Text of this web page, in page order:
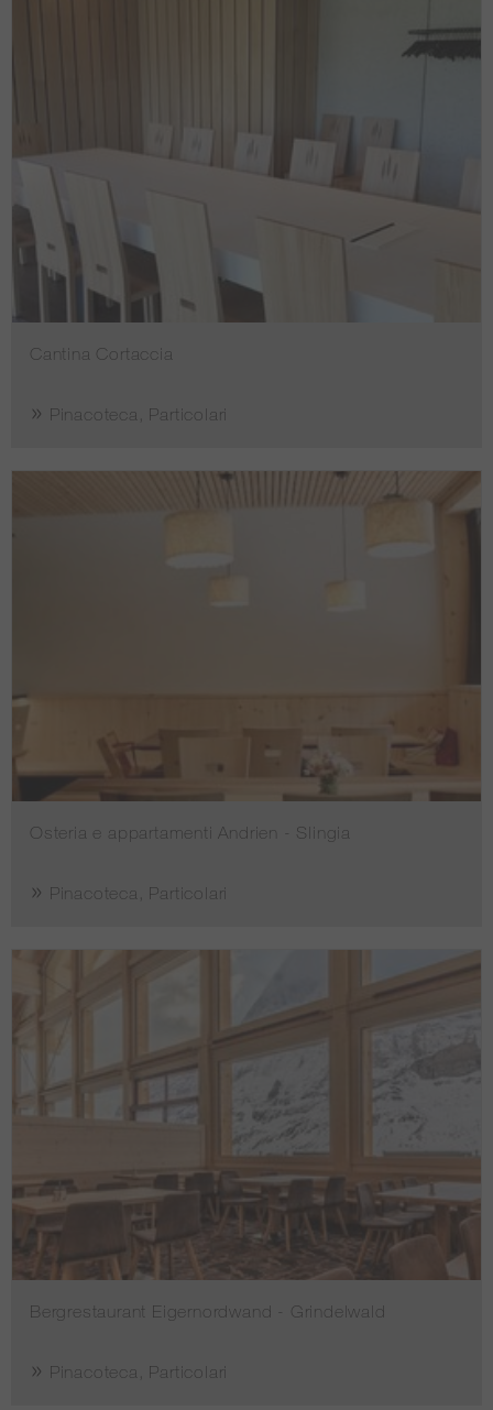
Cantina Cortaccia
Pinacoteca, Particolari
Osteria e appartamenti Andrien - Slingia
Pinacoteca, Particolari
Bergrestaurant Eigernordwand - Grindelwald
Pinacoteca, Particolari